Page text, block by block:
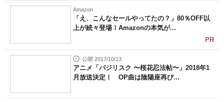
Amazon
「え、こんなセールやってたの？」80％OFF以
上が続々登場！Amazonの本気が...
PR
公開 2017/10/13
アニメ「バジリスク 〜桜花忍法帖〜」2018年1
月放送決定！ OP曲は陰陽座再び...